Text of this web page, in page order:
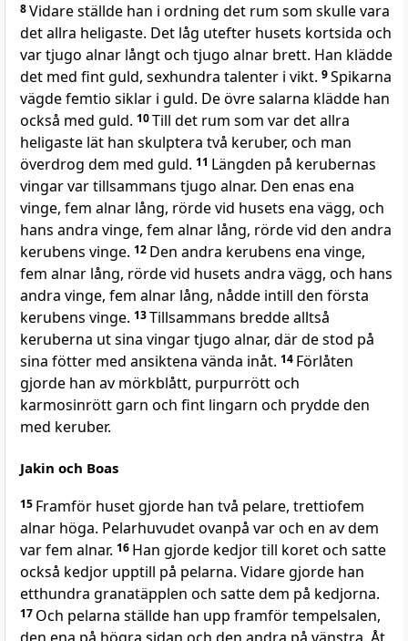
8Vidare ställde han i ordning det rum som skulle vara
det allra heligaste. Det låg utefter husets kortsida och
var tjugo alnar långt och tjugo alnar brett. Han klädde
det med fint guld, sexhundra talenter i vikt. 9Spikarna
vägde femtio siklar i guld. De övre salarna klädde han
också med guld. 10Till det rum som var det allra
heligaste lät han skulptera två keruber, och man
överdrog dem med guld. 11 Längden på kerubernas
vingar var tillsammans tjugo alnar. Den enas ena
vinge, fem alnar lång, rörde vid husets ena vägg, och
hans andra vinge, fem alnar lång, rörde vid den andra
kerubens vinge. 12 Den andra kerubens ena vinge,
fem alnar lång, rörde vid husets andra vägg, och hans
andra vinge, fem alnar lång, nådde intill den första
kerubens vinge. 13Tillsammans bredde alltså
keruberna ut sina vingar tjugo alnar, där de stod på
sina fötter med ansiktena vända inåt. 14 Förlåten
gjorde han av mörkblått, purpurrött och
karmosinrött garn och fint lingarn och prydde den
med keruber.
Jakin och Boas
15 Framför huset gjorde han två pelare, trettiofem
alnar höga. Pelarhuvudet ovanpå var och en av dem
var fem alnar. 16 Han gjorde kedjor till koret och satte
också kedjor upptill på pelarna. Vidare gjorde han
etthundra granatäpplen och satte dem på kedjorna.
17 Och pelarna ställde han upp framför tempelsalen,